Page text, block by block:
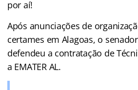
por aí!
Após anunciações de
certames em Alagoas, o
defendeu a contratação de
a EMATER AL.